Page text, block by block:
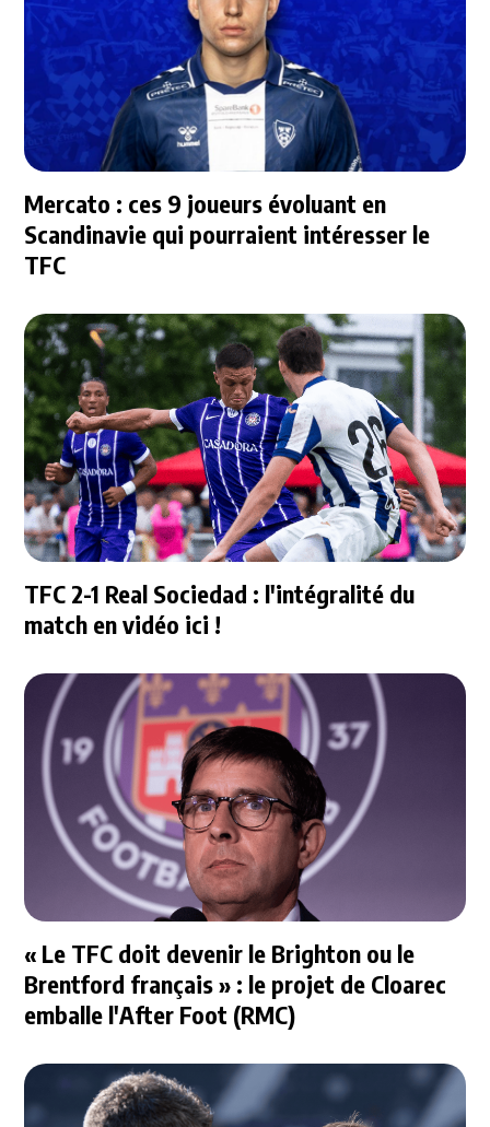
Mercato : ces 9 joueurs évoluant en
Scandinavie qui pourraient intéresser le
TFC
TFC 2-1 Real Sociedad : l'intégralité du
match en vidéo ici !
« Le TFC doit devenir le Brighton ou le
Brentford français » : le projet de Cloarec
emballe l'After Foot (RMC)